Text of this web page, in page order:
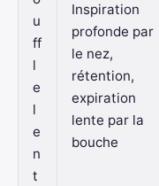
u
ff
l
e
l
e
n
t
Inspiration
profonde par
le nez,
rétention,
expiration
lente par la
bouche